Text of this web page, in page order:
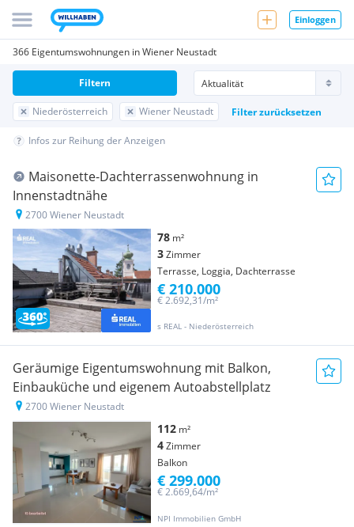
Einloggen
366 Eigentumswohnungen in Wiener Neustadt
Niederösterreich Wiener Neustadt Filter zurücksetzen
Filtern
Infos zur Reihung der Anzeigen
Maisonette-Dachterrassenwohnung in
Innenstadtnähe
2700 Wiener Neustadt
78 m²
3Zimmer
Terrasse, Loggia, Dachterrasse
s REAL - Niederösterreich
€ 2.692,31/m²
€ 210.000
Geräumige Eigentumswohnung mit Balkon,
Einbauküche und eigenem Autoabstellplatz
2700 Wiener Neustadt
112 m²
4Zimmer
Balkon
NPI Immobilien GmbH
€ 2.669,64/m²
€ 299.000